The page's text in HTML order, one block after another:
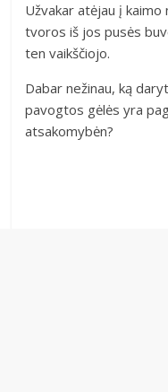
Užvakar atėjau į kaimo
tvoros iš jos pusės
ten vaikščiojo.
Dabar nežinau, ką
pavogtos gėlės yra
atsakomybėn?